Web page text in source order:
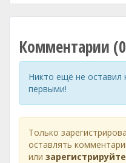
Комментарии
Никто ещё не оставил
первыми!
Только
оставлять
или